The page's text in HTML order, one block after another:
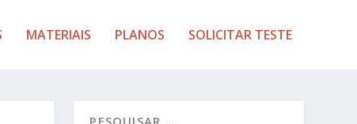
MATERIAIS PLANOS SOLICITAR TESTE